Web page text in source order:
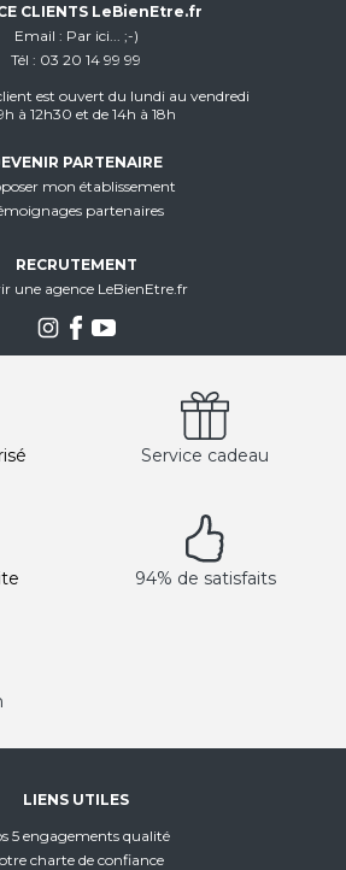
CLIENTS LeBienEtre.fr
Email
Par ici... ;-)
Tél
03 20 14 99 99
est ouvert du lundi au vendredi
à 12h30 et de 14h à 18h
PARTENAIRE
mon établissement
partenaires
RECRUTEMENT
une agence LeBienEtre.fr
Service cadeau
94% de satisfaits
LIENS UTILES
5 engagements qualité
charte de confiance